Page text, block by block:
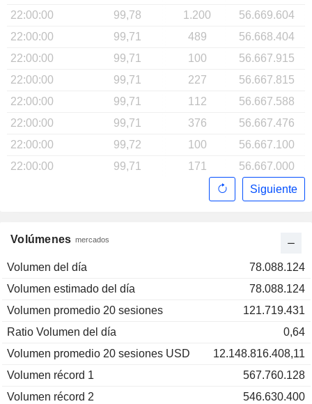
Volúmenes mercados
Volumen del día
78.088.124
Volumen estimado del día
78.088.124
Volumen promedio 20 sesiones
121.719.431
Ratio Volumen del día
0,64
Volumen promedio 20 sesiones USD
12.148.816.408,11
Volumen récord 1
567.760.128
Volumen récord 2
546.630.400
22:00:00
99,78 1.200
56.669.604
22:00:00
99,71 489
56.668.404
22:00:00
99,71 100
56.667.915
22:00:00
99,71 227
56.667.815
22:00:00
99,71 112
56.667.588
22:00:00
99,71 376
56.667.476
22:00:00
99,72 100
56.667.100
22:00:00
99,71 171
56.667.000
Siguiente